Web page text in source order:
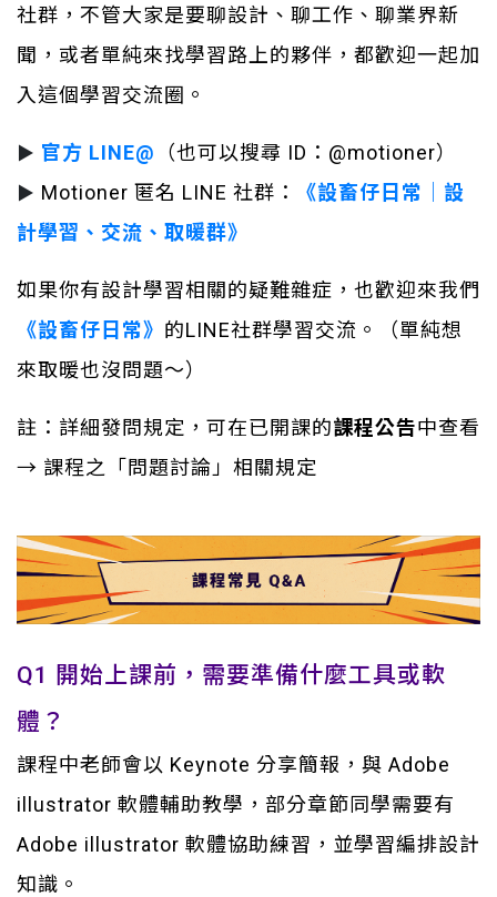
社群，不管大家是要聊設計、聊工作、聊業界新
聞，或者單純來找學習路上的夥伴，都歡迎一起加
入這個學習交流圈。
▶ 官方 LINE@ （也可以搜尋 ID：@motioner）
▶ Motioner 匿名 LINE 社群：
《設畜仔日常｜設
計學習、交流、取暖群》
如果你有設計學習相關的疑難雜症，也歡迎來我們
《設畜仔日常》 的LINE社群學習交流。（單純想
來取暖也沒問題～）
註：詳細發問規定，可在已開課的課程公告中查看
→ 課程之「問題討論」相關規定
Q1 開始上課前，需要準備什麼工具或軟
體？
課程中老師會以 Keynote 分享簡報，與 Adobe
illustrator 軟體輔助教學，部分章節同學需要有
Adobe illustrator 軟體協助練習，並學習編排設計
知識。